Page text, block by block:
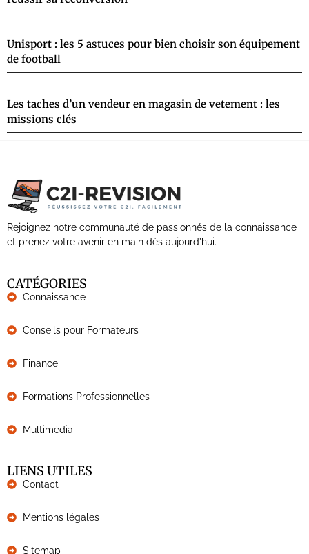
Unisport : les 5 astuces pour bien choisir son équipement
de football
Les taches d’un vendeur en magasin de vetement : les
missions clés
Rejoignez notre communauté de passionnés de la connaissance
et prenez votre avenir en main dès aujourd’hui.
CATÉGORIES
Connaissance
Conseils pour Formateurs
Finance
Formations Professionnelles
Multimédia
LIENS UTILES
Contact
Mentions légales
Sitemap